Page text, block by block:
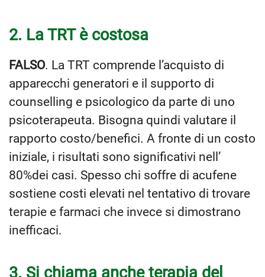
2. La TRT è costosa
FALSO. La TRT comprende l’acquisto di
apparecchi generatori e il supporto di
counselling e psicologico da parte di uno
psicoterapeuta. Bisogna quindi valutare il
rapporto costo/benefici. A fronte di un costo
iniziale, i risultati sono significativi nell’
80%dei casi. Spesso chi soffre di acufene
sostiene costi elevati nel tentativo di trovare
terapie e farmaci che invece si dimostrano
inefficaci.
3. Si chiama anche terapia del